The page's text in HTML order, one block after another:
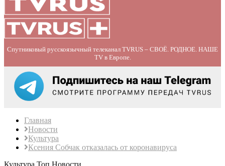
Спутниковый русскоязычный телеканал TVRUS – СВОЁ. РОДНОЕ. НАШЕ
TV в Европе.
Главная
Новости
Культура
Ксения Собчак отказалась от коронавируса